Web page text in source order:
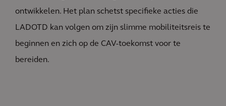
ontwikkelen. Het plan schetst specifieke acties die
LADOTD kan volgen om zijn slimme mobiliteitsreis te
beginnen en zich op de CAV-toekomst voor te
bereiden.